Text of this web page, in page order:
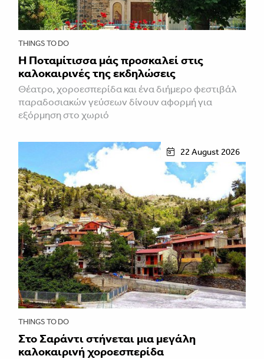
THINGS TO DO
Η Ποταμίτισσα μάς προσκαλεί στις
καλοκαιρινές της εκδηλώσεις
Θέατρο, χοροεσπερίδα και ένα διήμερο φεστιβάλ
παραδοσιακών γεύσεων δίνουν αφορμή για
εξόρμηση στο χωριό
22 August 2026
THINGS TO DO
Στο Σαράντι στήνεται μια μεγάλη
καλοκαιρινή χοροεσπερίδα